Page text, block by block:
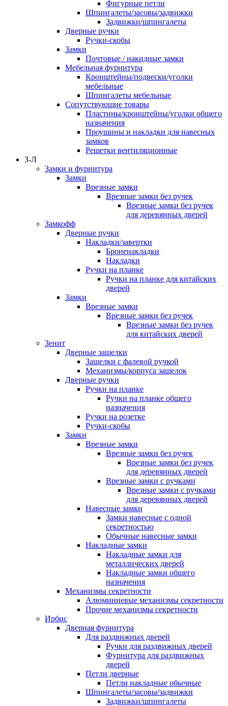
Фигурные петли
Шпингалеты/засовы/задвижки
Задвижки/шпингалеты
Дверные ручки
Ручки-скобы
Замки
Почтовые / накидные замки
Мебельная фурнитура
Кронштейны/подвески/уголки
мебельные
Шпингалеты мебельные
Сопутствующие товары
Пластины/кронштейны/уголки общего
назначения
Проушины и накладки для навесных
замков
Решетки вентиляционные
З-Л
Замки и фурнитура
Замки
Врезные замки
Врезные замки без ручек
Врезные замки без ручек
для деревянных дверей
Замкофф
Дверные ручки
Накладки/завертки
Броненакладки
Накладки
Ручки на планке
Ручки на планке для китайских
дверей
Замки
Врезные замки
Врезные замки без ручек
Врезные замки без ручек
для китайских дверей
Зенит
Дверные защелки
Защелки с фалевой ручкой
Механизмы/корпуса защелок
Дверные ручки
Ручки на планке
Ручки на планке общего
назначения
Ручки на розетке
Ручки-скобы
Замки
Врезные замки
Врезные замки без ручек
Врезные замки без ручек
для деревянных дверей
Врезные замки с ручками
Врезные замки с ручками
для деревянных дверей
Навесные замки
Замки навесные с одной
секретностью
Обычные навесные замки
Накладные замки
Накладные замки для
металлических дверей
Накладные замки общего
назначения
Механизмы секретности
Алюминиевые механизмы секретности
Прочие механизмы секретности
Ирбис
Дверная фурнитура
Для раздвижных дверей
Ручки для раздвижных дверей
Фурнитура для раздвижных
дверей
Петли дверные
Петли накладные обычные
Шпингалеты/засовы/задвижки
Задвижки/шпингалеты